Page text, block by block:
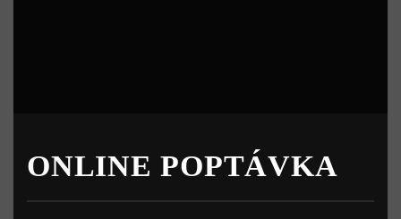
ONLINE POPTÁVKA